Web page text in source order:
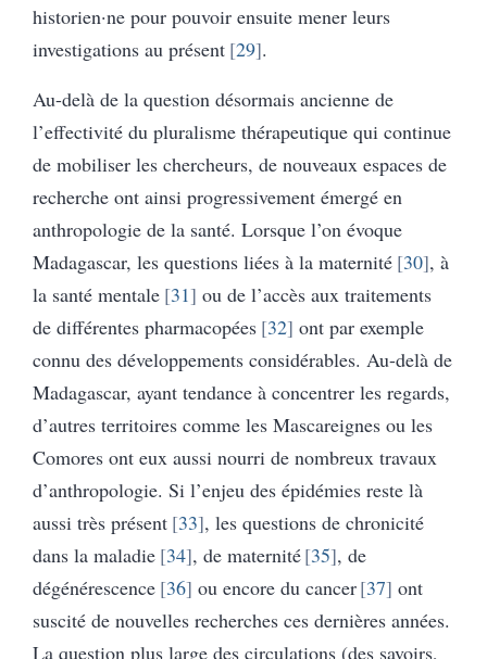
historien·ne pour pouvoir ensuite mener leurs
investigations au présent 29 .
Au-delà de la question désormais ancienne de
l’effectivité du pluralisme thérapeutique qui continue
de mobiliser les chercheurs, de nouveaux espaces de
recherche ont ainsi progressivement émergé en
anthropologie de la santé. Lorsque l’on évoque
Madagascar, les questions liées à la maternité 30 , à
la santé mentale 31 ou de l’accès aux traitements
de différentes pharmacopées 32 ont par exemple
connu des développements considérables. Au-delà de
Madagascar, ayant tendance à concentrer les regards,
d’autres territoires comme les Mascareignes ou les
Comores ont eux aussi nourri de nombreux travaux
d’anthropologie. Si l’enjeu des épidémies reste là
aussi très présent 33 , les questions de chronicité
dans la maladie 34 , de maternité 35 , de
dégénérescence 36 ou encore du cancer 37 ont
suscité de nouvelles recherches ces dernières années.
La question plus large des circulations (des savoirs,